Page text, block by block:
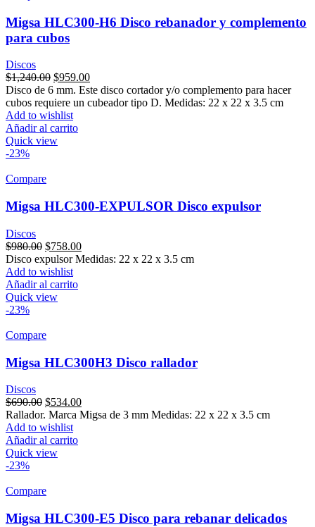
Migsa HLC300-H6 Disco rebanador y complemento
para cubos
Discos
$1,240.00 Original
price
was:
$1,240.00.
$959.00Current
price
is:
Disco de 6 mm. Este disco cortador y/o complemento para hacer
cubos requiere un cubeador tipo D. Medidas: 22 x 22 x 3.5 cm
Add to wishlist
Añadir al carrito
Quick view
-23%
Compare
Migsa HLC300-EXPULSOR Disco expulsor
Discos
$980.00 Original
price
was:
$980.00.
$758.00Current
price
Disco expulsor Medidas: 22 x 22 x 3.5 cm
Add to wishlist
Añadir al carrito
Quick view
-23%
Compare
Migsa HLC300H3 Disco rallador
Discos
$690.00 Original
price
was:
$690.00.
$534.00Current
price
Rallador. Marca Migsa de 3 mm Medidas: 22 x 22 x 3.5 cm
Add to wishlist
Añadir al carrito
Quick view
-23%
Compare
Migsa HLC300-E5 Disco para rebanar delicados